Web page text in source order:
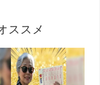
ススメ